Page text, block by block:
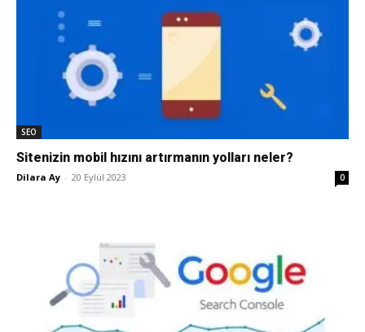
SEO
Sitenizin mobil hızını artırmanın yolları neler?
Dilara Ay - 20 Eylül 2023 0